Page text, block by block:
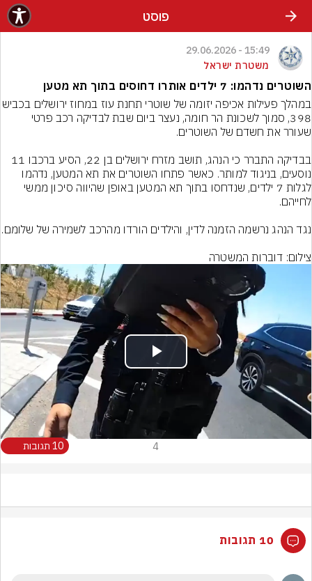
פוסט
15:49 - 29.06.2026
משטרת ישראל
השוטרים נדהמו: 7 ילדים אותרו דחוסים בתוך תא מטען
צילום: דוברות המשטרה
Play
Video
4 10 תגובות
10 תגובות